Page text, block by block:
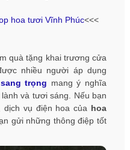
hoa tươi Vĩnh Phúc<<<
quà tặng khai trương cửa
nhiều người áp dụng
trọng mang ý nghĩa
và tươi sáng. Nếu bạn
vụ điện hoa của hoa
gửi những thông điệp tốt